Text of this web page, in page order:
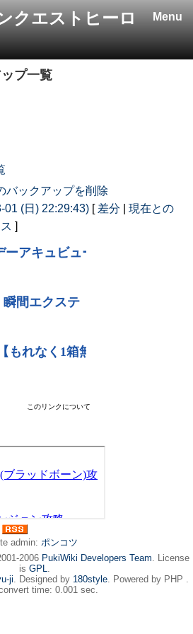
Menu
クエストヒーロ
プ一覧
バックアップを削除
01 (日) 22:29:43) [ 差分
現在との
]
admin: ポンコツ
2006 PukiWiki Developers Team. License
is GPL.
ji. Designed by 180style. Powered by PHP .
time: 0.001 sec.